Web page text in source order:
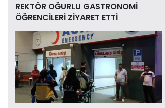
REKTÖR OĞURLU GASTRONOMİ
ÖĞRENCİLERİ ZİYARET ETTİ